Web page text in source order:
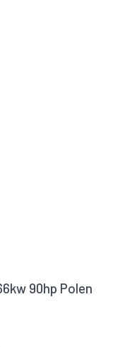
90hp Polen